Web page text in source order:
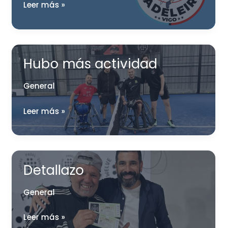
Este
fin
de
semana
habrá
para
todos
los
gustos
Leer más »
Hubo más actividad
General
Hubo
más
actividad
Leer más »
Detallazo
General
Detallazo
Leer más »